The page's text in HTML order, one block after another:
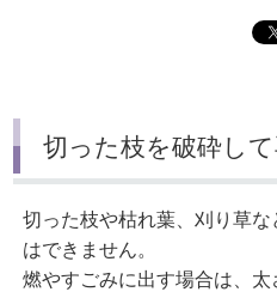
切った枝を破砕し
切った枝や枯れ葉、刈り草
はできません。
燃やすごみに出す場合は、